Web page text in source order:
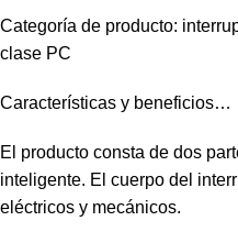
Categoría de producto:
clase PC
Características y beneficios…
El producto consta de dos
inteligente. El cuerpo del
eléctricos y mecánicos.